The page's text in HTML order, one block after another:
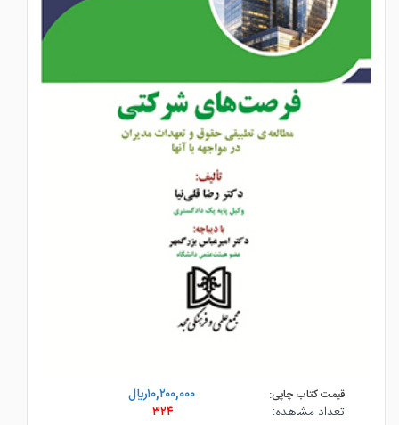
قیمت کتاب چاپی:
۱۰,۲۰۰,۰۰۰ريال
تعداد مشاهده:
۳۲۴